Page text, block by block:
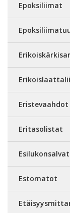
Epoksiliimat
Eristevaahdot
Eritasolistat
Esilukonsalvat
Estomatot